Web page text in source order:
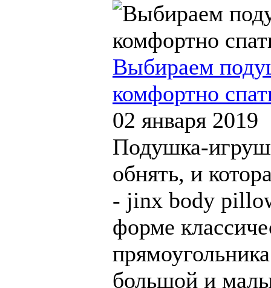
Выбираем
комфортно
02 января 2019
Подушка-
обнять, и
- jinx body
форме
большой и